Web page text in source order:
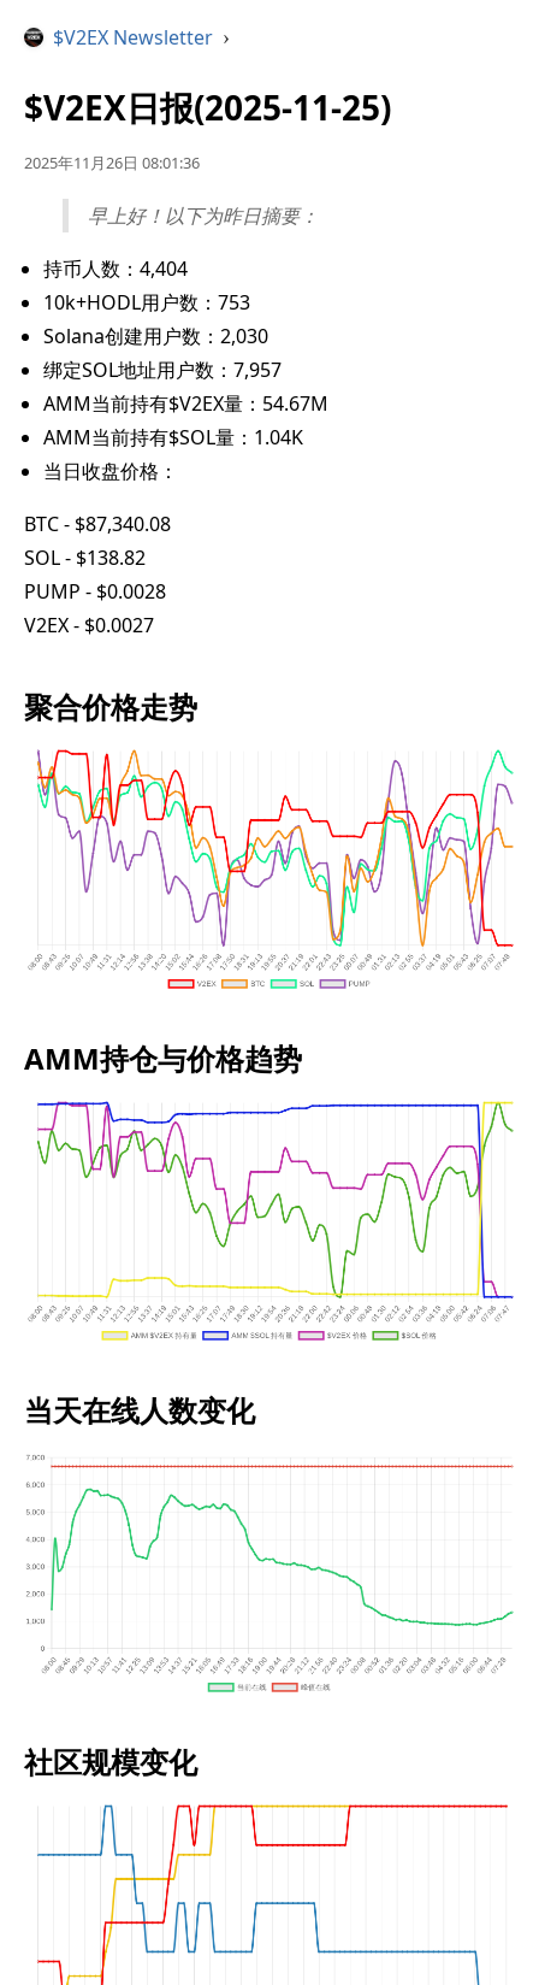
$V2EX Newsletter ›
$V2EX日报(2025-11-25)
2025年11月26日 08:01:36
早上好！以下为昨日摘要：
持币人数：4,404
10k+HODL用户数：753
Solana创建用户数：2,030
绑定SOL地址用户数：7,957
AMM当前持有$V2EX量：54.67M
AMM当前持有$SOL量：1.04K
当日收盘价格：
BTC - $87,340.08
SOL - $138.82
PUMP - $0.0028
V2EX - $0.0027
聚合价格走势
AMM持仓与价格趋势
当天在线人数变化
社区规模变化